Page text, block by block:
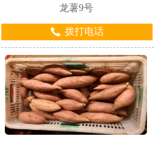
龙薯9号
拨打电话